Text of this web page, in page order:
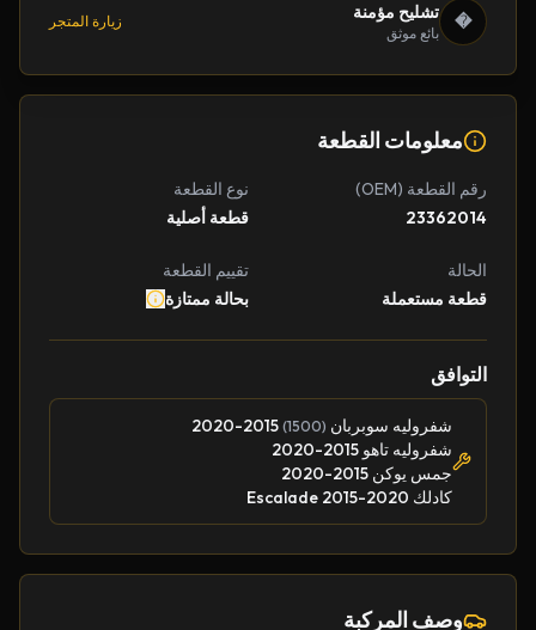
� تشليح مؤمنة
بائع موثق
زيارة المتجر
معلومات القطعة
رقم القطعة (OEM)
23362014
نوع القطعة
قطعة أصلية
الحالة
قطعة مستعملة
تقييم القطعة
بحالة ممتازة
التوافق
شفروليه سوبربان (1500)
شفروليه تاهو 2015-2020
جمس يوكن 2015-2020
كادلك Escalade 2015-2020
وصف المركبة